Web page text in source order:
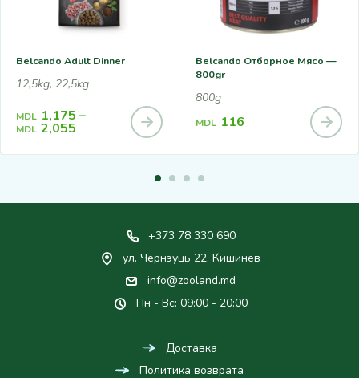
Belcando Adult Dinner
12,5kg, 22,5kg
MDL 1,175 –
MDL 2,055
Belcando Отборное Мясо —
800gr
800g
MDL 116
+373 78 330 690
ул. Чернэуць 22, Кишинев
info@zooland.md
Пн - Вс: 09:00 - 20:00
Доставка
Политика возврата